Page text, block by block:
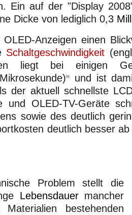
Ein auf der "Display
Dicke von lediglich 0,3
Anzeigen einen
Schaltgeschwindigkeit
liegt bei einigen
[5]und ist
der aktuell schnellste
und OLED-TV-Geräte
sowie des deutlich
deutlich besser
Problem stellt die
Lebensdauermancher
bestehenden